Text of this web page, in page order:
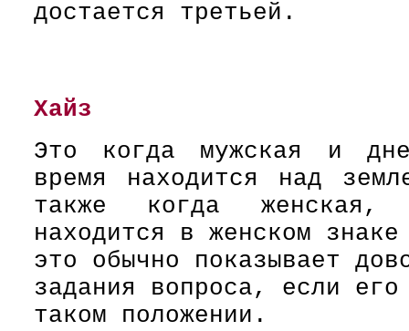
достается третьей.
Хайз
Это когда мужская и
время находится над
также когда женская,
находится в женском
это обычно показывает
задания вопроса, если
таком положении.